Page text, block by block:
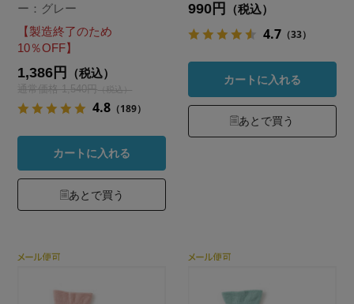
ー：グレー
【製造終了のため
10％OFF】
1,386円 （税込）
通常価格 1,540円（税込）
4.8 （189）
カートに入れる
あとで買う
990円 （税込）
4.7 （33）
カートに入れる
あとで買う